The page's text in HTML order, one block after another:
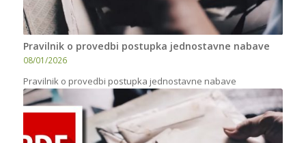
Pravilnik o provedbi postupka jednostavne nabave
08/01/2026
Pravilnik o provedbi postupka jednostavne nabave